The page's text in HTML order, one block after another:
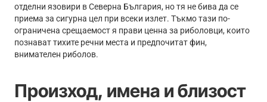
отделни язовири в Северна България, но тя не бива да се
приема за сигурна цел при всеки излет. Тъкмо тази по-
ограничена срещаемост я прави ценна за риболовци, които
познават тихите речни места и предпочитат фин,
внимателен риболов.
Произход, имена и близост